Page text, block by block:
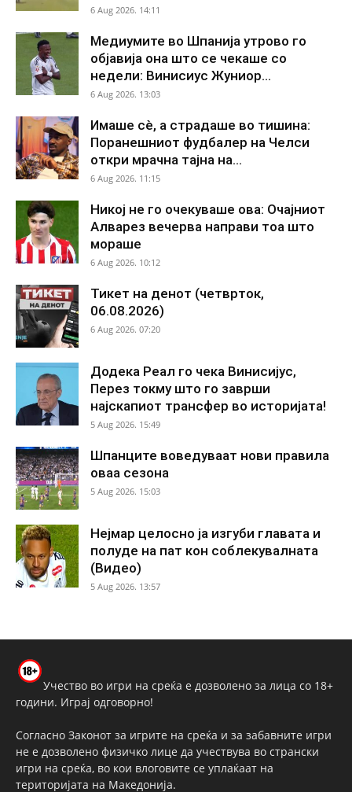
6 Aug 2026. 14:11
Медиумите во Шпанија утрово го
објавија она што се чекаше со
недели: Винисиус Жуниор...
6 Aug 2026. 13:03
Имаше сè, а страдаше во тишина:
Поранешниот фудбалер на Челси
откри мрачна тајна на...
6 Aug 2026. 11:15
Никој не го очекуваше ова: Очајниот
Алварез вечерва направи тоа што
мораше
6 Aug 2026. 10:12
Тикет на денот (четврток,
06.08.2026)
6 Aug 2026. 07:20
Додека Реал го чека Винисијус,
Перез токму што го заврши
најскапиот трансфер во историјата!
5 Aug 2026. 15:49
Шпанците воведуваат нови правила
оваа сезона
5 Aug 2026. 15:03
Нејмар целосно ја изгуби главата и
полуде на пат кон соблекувалната
(Видео)
5 Aug 2026. 13:57
Учество во игри на среќа е дозволено за лица со 18+
години. Играј одговорно!
Согласно Законот за игрите на среќа и за забавните игри
не е дозволено физичко лице да учествува во странски
игри на среќа, во кои влоговите се уплаќаат на
територијата на Македонија.